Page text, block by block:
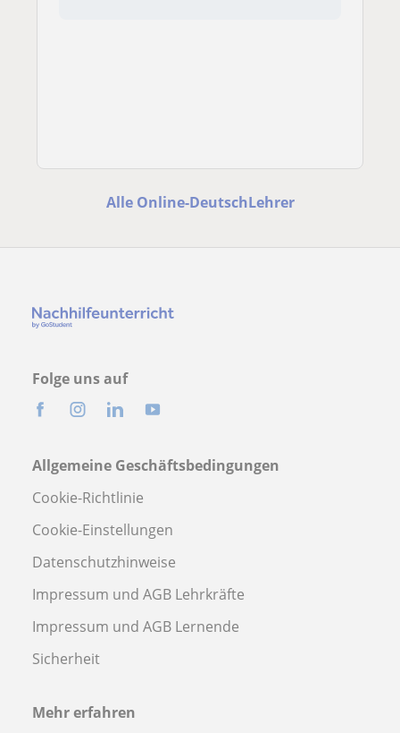
Alle Online-DeutschLehrer
Folge uns auf
Allgemeine Geschäftsbedingungen
Cookie-Richtlinie
Cookie-Einstellungen
Datenschutzhinweise
Impressum und AGB Lehrkräfte
Impressum und AGB Lernende
Sicherheit
Mehr erfahren